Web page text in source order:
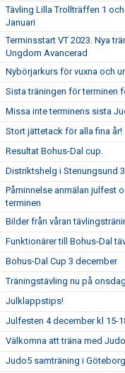
Tävling Lilla Trollträffen 1
Januari
Terminsstart VT 2023. Nya
Ungdom Avancerad
Nybörjarkurs för vuxna och
Sista träningen för terminen
Missa inte terminens sista
Stort jättetack för alla fina år!
Resultat Bohus-Dal cup.
Distriktshelg i Stenungsund
Påminnelse anmälan julfest
terminen
Bilder från våran
Funktionärer till Bohus-Dal
Bohus-Dal Cup 3 december
Träningstävling nu på
Julklappstips!
Julfesten 4 december kl 15-
Välkomna att träna med
Judo5 samträning i Göteborg